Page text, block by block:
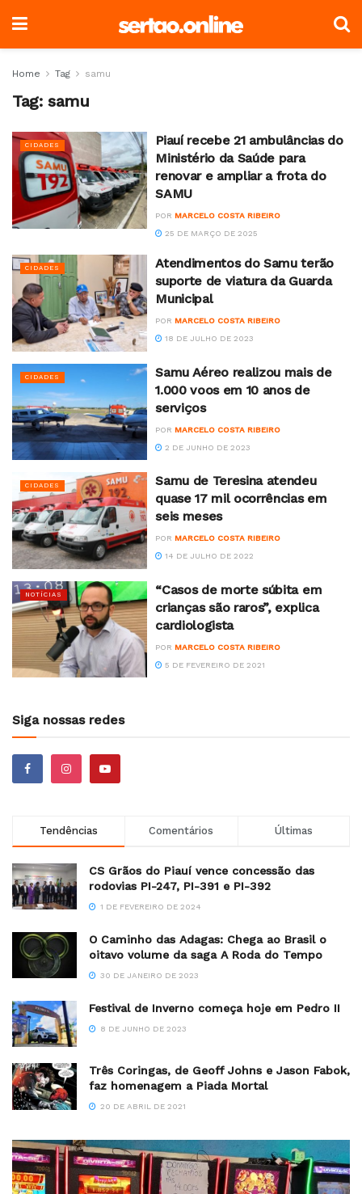
Home Tag samu
Tag: samu
CIDADES
Piauí recebe 21 ambulâncias do
Ministério da Saúde para
renovar e ampliar a frota do
SAMU
POR MARCELO COSTA RIBEIRO
25 DE MARÇO DE 2025
CIDADES
Atendimentos do Samu terão
suporte de viatura da Guarda
Municipal
POR MARCELO COSTA RIBEIRO
18 DE JULHO DE 2023
CIDADES
Samu Aéreo realizou mais de
1.000 voos em 10 anos de
serviços
POR MARCELO COSTA RIBEIRO
2 DE JUNHO DE 2023
CIDADES
Samu de Teresina atendeu
quase 17 mil ocorrências em
seis meses
POR MARCELO COSTA RIBEIRO
14 DE JULHO DE 2022
NOTÍCIAS
“Casos de morte súbita em
crianças são raros”, explica
cardiologista
POR MARCELO COSTA RIBEIRO
5 DE FEVEREIRO DE 2021
Siga nossas redes
Tendências Comentários Últimas
CS Grãos do Piauí vence concessão das
rodovias PI-247, PI-391 e PI-392
1 DE FEVEREIRO DE 2024
O Caminho das Adagas: Chega ao Brasil o
oitavo volume da saga A Roda do Tempo
30 DE JANEIRO DE 2023
Festival de Inverno começa hoje em Pedro II
8 DE JUNHO DE 2023
Três Coringas, de Geoff Johns e Jason Fabok,
faz homenagem a Piada Mortal
20 DE ABRIL DE 2021